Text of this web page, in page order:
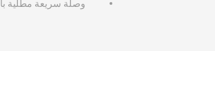
وصلة سريعة مطلية